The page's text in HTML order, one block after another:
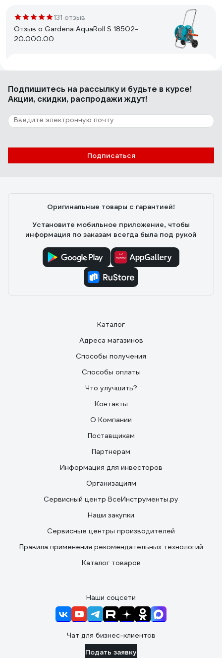
131 отзыв
Отзыв о Gardena AquaRoll S 18502-
20.000.00
139 отзывов
Отзыв о Gardena 40 Classic 02691-
Светлана А. 27.05.2020
Подпишитесь на рассылкуи будьте в курсе!
Акции, скидки, распродажи ждут!
Подписаться
Оригинальные товары с гарантией!
Установите мобильное приложение, чтобы
информация по заказам всегда была под рукой
Каталог
Адреса магазинов
Способы получения
Способы оплаты
Что улучшить?
Контакты
О Компании
Поставщикам
Партнерам
Информация для инвесторов
Организациям
Сервисный центр ВсеИнструменты.ру
Наши закупки
Сервисные центры производителей
Правила применения рекомендательных технологий
Каталог товаров
Наши соцсети
Чат для бизнес-клиентов
Подать заявку